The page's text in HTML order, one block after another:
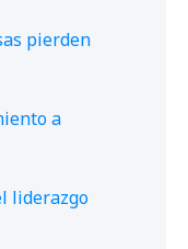
pierden
a
liderazgo